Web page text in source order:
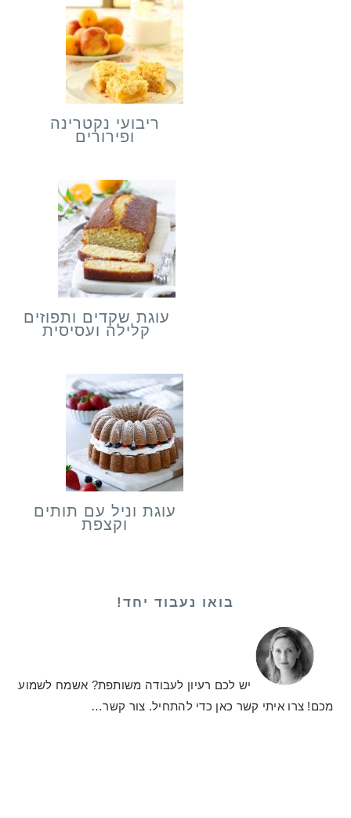
ריבועי נקטרינה
ופירורים
עוגת שקדים ותפוזים
קלילה ועסיסית
עוגת וניל עם תותים
וקצפת
בואו נעבוד יחד!
יש לכם רעיון לעבודה משותפת? אשמח לשמוע
מכם! צרו איתי קשר כאן כדי להתחיל. צור קשר…